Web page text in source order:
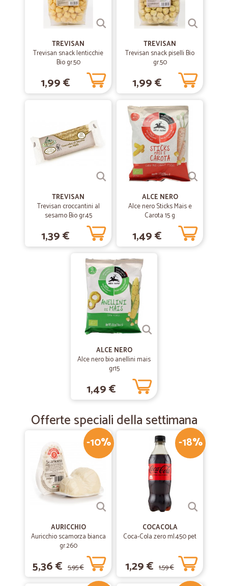
TREVISAN
Trevisan snack lenticchie
Bio gr.50
1,99 €
TREVISAN
Trevisan snack piselli Bio
gr.50
1,99 €
TREVISAN
Trevisan croccantini al
sesamo Bio gr.45
1,39 €
ALCE NERO
Alce nero Sticks Mais e
Carota 15 g
1,49 €
ALCE NERO
Alce nero bio anellini mais
gr15
1,49 €
Offerte speciali della settimana
-10%
AURICCHIO
Auricchio scamorza bianca
gr.260
5,36 € 5,95 €
-18%
COCACOLA
Coca-Cola zero ml.450 pet
1,29 € 1,59 €